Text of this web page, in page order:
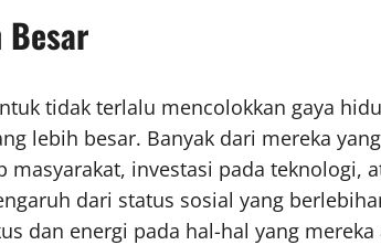
Besar
tidak terlalu mencolokkan gaya
lebih besar. Banyak dari mereka
investasi pada teknologi,
dari status sosial yang
dan energi pada hal-hal yang mereka